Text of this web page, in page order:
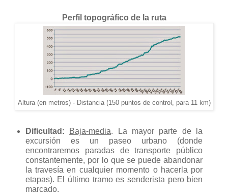
Perfil topográfico de la ruta
Altura (en metros) - Distancia (150 puntos de control, para 11 km)
Dificultad: Baja-media. La mayor parte de la
excursión es un paseo urbano (donde
encontraremos paradas de transporte público
constantemente, por lo que se puede abandonar
la travesía en cualquier momento o hacerla por
etapas). El último tramo es senderista pero bien
marcado.